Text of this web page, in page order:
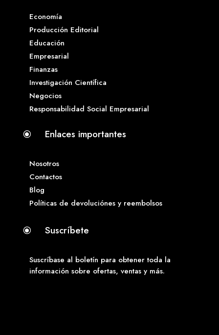
Economía
Producción Editorial
Educación
Empresarial
Finanzas
Investigación Científica
Negocios
Responsabilidad Social Empresarial
\ Enlaces importantes
Nosotros
Contactos
Blog
Políticas de devoluciónes y reembolsos
\ Suscríbete
Suscríbase al boletín para obtener toda la
información sobre ofertas, ventas y más.